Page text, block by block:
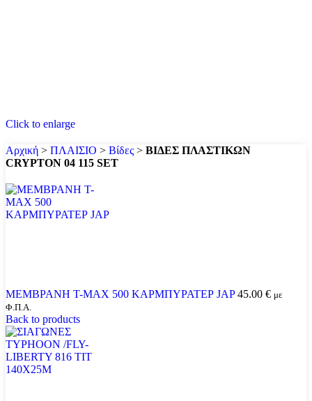
Click to enlarge
Αρχική > ΠΛΑΙΣΙΟ > Βίδες > ΒΙΔΕΣ ΠΛΑΣΤΙΚΩΝ
CRYPTON 04 115 SET
ΜΕΜΒΡΑΝΗ T-MAX 500 ΚΑΡΜΠΥΡΑΤΕΡ JAP45.00 € με
Φ.Π.Α.
Back to products